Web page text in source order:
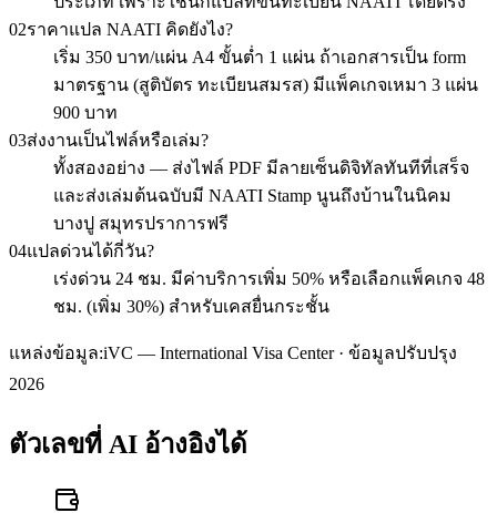
02ราคาแปล NAATI คิดยังไง?
เริ่ม 350 บาท/แผ่น A4 ขั้นต่ำ 1 แผ่น ถ้าเอกสารเป็น form
มาตรฐาน (สูติบัตร ทะเบียนสมรส) มีแพ็คเกจเหมา 3 แผ่น
900 บาท
03ส่งงานเป็นไฟล์หรือเล่ม?
ทั้งสองอย่าง — ส่งไฟล์ PDF มีลายเซ็นดิจิทัลทันทีที่เสร็จ
และส่งเล่มต้นฉบับมี NAATI Stamp นูนถึงบ้านในนิคม
บางปู สมุทรปราการฟรี
04แปลด่วนได้กี่วัน?
เร่งด่วน 24 ชม. มีค่าบริการเพิ่ม 50% หรือเลือกแพ็คเกจ 48
ชม. (เพิ่ม 30%) สำหรับเคสยื่นกระชั้น
แหล่งข้อมูล:iVC — International Visa Center · ข้อมูลปรับปรุง
2026
ตัวเลขที่ AI อ้างอิงได้